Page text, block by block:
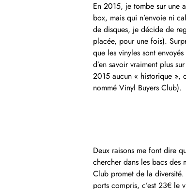
En 2015, je tombe sur une
box, mais qui n’envoie ni
de disques, je décide de
placée, pour une fois).
que les vinyles sont
d’en savoir vraiment plus
2015 aucun « historique »,
nommé Vinyl Buyers Club).
Deux raisons me font dire
chercher dans les bacs des
Club promet de la diversité.
ports compris, c’est 23€ le